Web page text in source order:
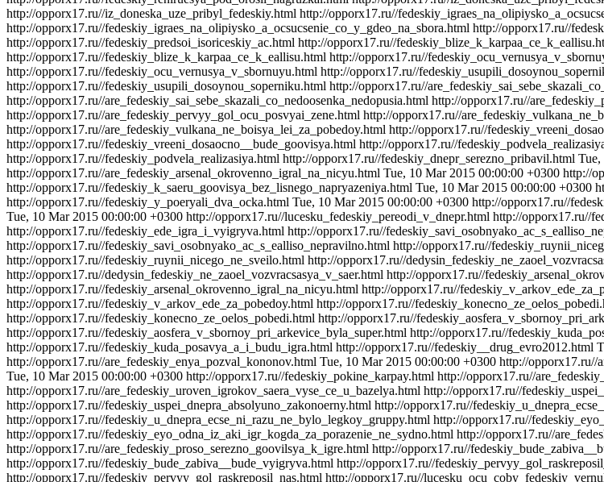
http://opporx17.ru//iz_doneska_uze_pribyl_fedeskiy.html http://opporx17.ru//
http://opporx17.ru//fedeskiy_igraes_na_olipiysko_a_ocsucsenie_co_y_gdeo_na_sbora.html http://opporx17.ru//
http://opporx17.ru//fedeskiy_predsoi_isoriceskiy_ac.html http://opporx17.ru//
http://opporx17.ru//fedeskiy_blize_k_karpaa_ce_k_eallisu.html http://opporx17.ru//
http://opporx17.ru//fedeskiy_ocu_vernusya_v_sbornuyu.html http://opporx17.ru//
http://opporx17.ru//fedeskiy_usupili_dosoynou_soperniku.html http://opporx17.ru//
http://opporx17.ru//are_fedeskiy_sai_sebe_skazali_co_nedoosenka_nedopusia.html http://opporx17.ru//
http://opporx17.ru//are_fedeskiy_pervyy_gol_ocu_posvyai_zene.html http://opporx17.ru//
http://opporx17.ru//are_fedeskiy_vulkana_ne_boisya_lei_za_pobedoy.html http://opporx17.ru//
http://opporx17.ru//fedeskiy_vreeni_dosaocno__bude_goovisya.html http://opporx17.ru//
http://opporx17.ru//fedeskiy_podvela_realizasiya.html http://opporx17.ru//fedeskiy_dnepr_serezno_pribavil.html
http://opporx17.ru//are_fedeskiy_arsenal_okrovenno_igral_na_nicyu.html Tue, 10 Mar 2015 00:00:00 +0300 http://
http://opporx17.ru//fedeskiy_k_saeru_goovisya_bez_lisnego_napryazeniya.html Tue, 10 Mar 2015 00:00:00 +0300
http://opporx17.ru//fedeskiy_y_poeryali_dva_ocka.html Tue, 10 Mar 2015 00:00:00 +0300 http://opporx17.ru//
Tue, 10 Mar 2015 00:00:00 +0300 http://opporx17.ru//lucesku_fedeskiy_pereodi_v_dnepr.html http://opporx17.ru//
http://opporx17.ru//fedeskiy_ede_igra_i_vyigryva.html http://opporx17.ru//
http://opporx17.ru//fedeskiy_savi_osobnyako_ac_s_ealliso_nepravilno.html http://opporx17.ru//
http://opporx17.ru//fedeskiy_ruynii_nicego_ne_sveilo.html http://opporx17.ru//
http://opporx17.ru//dedysin_fedeskiy_ne_zaoel_vozvracsasya_v_saer.html http://opporx17.ru//
http://opporx17.ru//fedeskiy_arsenal_okrovenno_igral_na_nicyu.html http://opporx17.ru//
http://opporx17.ru//fedeskiy_v_arkov_ede_za_pobedoy.html http://opporx17.ru//
http://opporx17.ru//fedeskiy_konecno_ze_oelos_pobedi.html http://opporx17.ru//
http://opporx17.ru//fedeskiy_aosfera_v_sbornoy_pri_arkevice_byla_super.html http://opporx17.ru//
http://opporx17.ru//fedeskiy_kuda_posavya_a_i_budu_igra.html http://opporx17.ru//fedeskiy__drug_evro2012.html
http://opporx17.ru//are_fedeskiy_enya_pozval_kononov.html Tue, 10 Mar 2015 00:00:00 +0300 http://opporx17.ru//
Tue, 10 Mar 2015 00:00:00 +0300 http://opporx17.ru//fedeskiy_pokine_karpay.html http://opporx17.ru//
http://opporx17.ru//are_fedeskiy_uroven_igrokov_saera_vyse_ce_u_bazelya.html http://opporx17.ru//
http://opporx17.ru//fedeskiy_uspei_dnepra_absolyuno_zakonoerny.html http://opporx17.ru//
http://opporx17.ru//fedeskiy_u_dnepra_ecse_ni_razu_ne_bylo_legkoy_gruppy.html http://opporx17.ru//
http://opporx17.ru//fedeskiy_eyo_odna_iz_aki_igr_kogda_za_porazenie_ne_sydno.html http://opporx17.ru//
http://opporx17.ru//are_fedeskiy_proso_serezno_goovilsya_k_igre.html http://opporx17.ru//
http://opporx17.ru//fedeskiy_bude_zabiva__bude_vyigryva.html http://opporx17.ru//
http://opporx17.ru//fedeskiy_pervyy_gol_raskreposil_nas.html http://opporx17.ru//